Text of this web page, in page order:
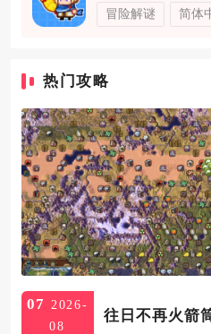
冒险解谜 简体
热门攻略
07
2026-
08
往日不再火箭